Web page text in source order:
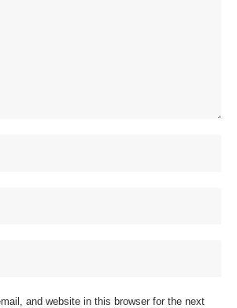
and website in this browser for the next